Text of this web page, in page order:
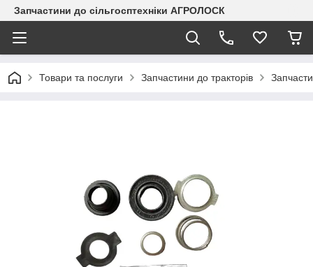
Запчастини до сільгосптехніки АГРОЛОСК
Товари та послуги Запчастини до тракторів